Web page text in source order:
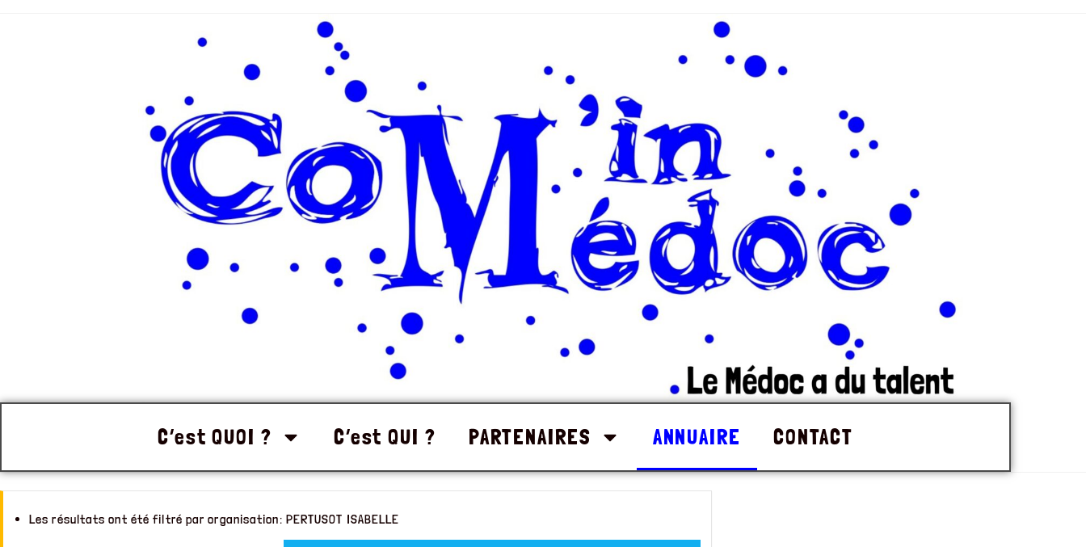
C’est QUOI ? C’est QUI ? PARTENAIRES ANNUAIRE CONTACT
Les résultats ont été filtré par organisation: PERTUSOT ISABELLE